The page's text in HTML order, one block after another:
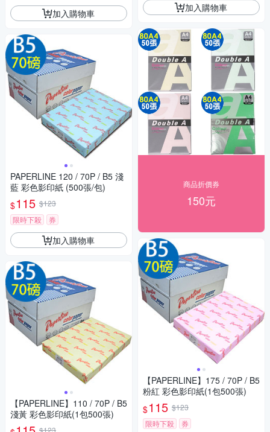
加入購物車
PAPERLINE 120 / 70P / B5 淺
藍 彩色影印紙 (500張/包)
$115 $123
限時下殺
券
加入購物車
【PAPERLINE】110 / 70P / B5
淺黃 彩色影印紙(1包500張)
加入購物車
商品折價券
150元
【PAPERLINE】175 / 70P / B5
粉紅 彩色影印紙(1包500張)
$115 $123
限時下殺
券